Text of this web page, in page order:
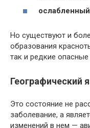
Но существуют и
образования
так и редкие опасные
Географический
Это состояние не
заболевание, а
изменений в нем —